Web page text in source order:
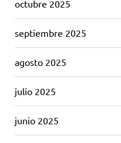
octubre 2025
septiembre 2025
agosto 2025
julio 2025
junio 2025